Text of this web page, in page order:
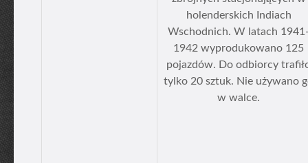
holenderskich Indiach
Wschodnich. W latach
1942 wyprodukowano 125
pojazdów. Do odbiorcy
tylko 20 sztuk. Nie używano
w walce.